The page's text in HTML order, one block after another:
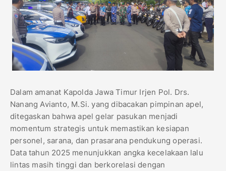
Dalam amanat Kapolda Jawa Timur Irjen Pol. Drs.
Nanang Avianto, M.Si. yang dibacakan pimpinan apel,
ditegaskan bahwa apel gelar pasukan menjadi
momentum strategis untuk memastikan kesiapan
personel, sarana, dan prasarana pendukung operasi.
Data tahun 2025 menunjukkan angka kecelakaan lalu
lintas masih tinggi dan berkorelasi dengan